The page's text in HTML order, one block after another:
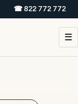
☎ 822 772 772
☰